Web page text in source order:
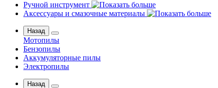
Ручной инструмент
Аксессуары и смазочные материалы
Назад
Мотопилы
Бензопилы
Аккумуляторные пилы
Электропилы
Назад